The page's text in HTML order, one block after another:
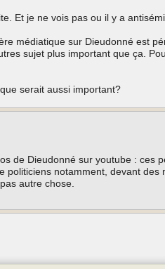
Et je ne vois pas ou il y a
médiatique sur Dieudonné est
sujet plus important que ça.
serait aussi important?
de Dieudonné sur youtube : ces
notamment, devant
autre chose.